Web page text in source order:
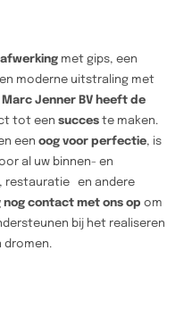
met gips, een
moderne uitstraling met
Marc Jenner BV heeft de
tot een succes te maken.
een oog voor perfectie, is
al uw binnen- en
restauratie en andere
nog contact met ons op om
bij het realiseren
dromen.